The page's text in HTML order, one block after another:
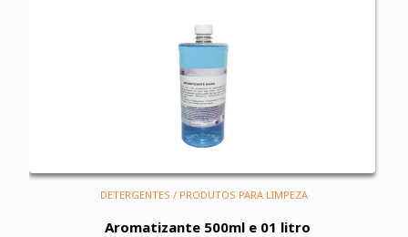
DETERGENTES / PRODUTOS PARA LIMPEZA
Aromatizante 500ml e 01 litro